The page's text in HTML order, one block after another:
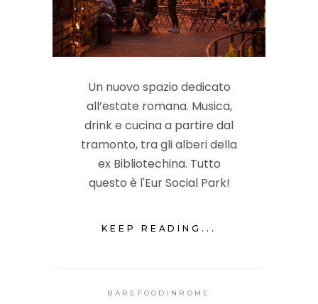
Un nuovo spazio dedicato
all’estate romana. Musica,
drink e cucina a partire dal
tramonto, tra gli alberi della
ex Bibliotechina. Tutto
questo è l'Eur Social Park!
KEEP READING...
BAREFOODINROME